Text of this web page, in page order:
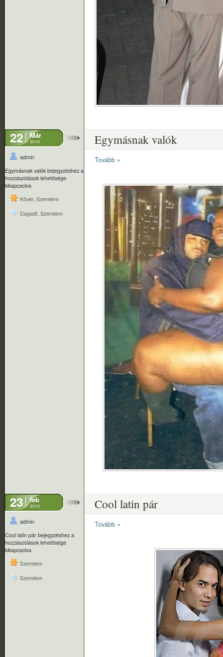
22 Már
2010
admin
Egymásnak valók bejegyzéshez a
hozzászólások lehetősége
kikapcsolva
Kövér, Szerelem
Dagadt Szerelem
Egymásnak valók
Tovább »
23 feb
2010
admin
Cool latin pár bejegyzéshez a
hozzászólások lehetősége
kikapcsolva
Szerelem
Szerelem
Cool latin pár
Tovább »